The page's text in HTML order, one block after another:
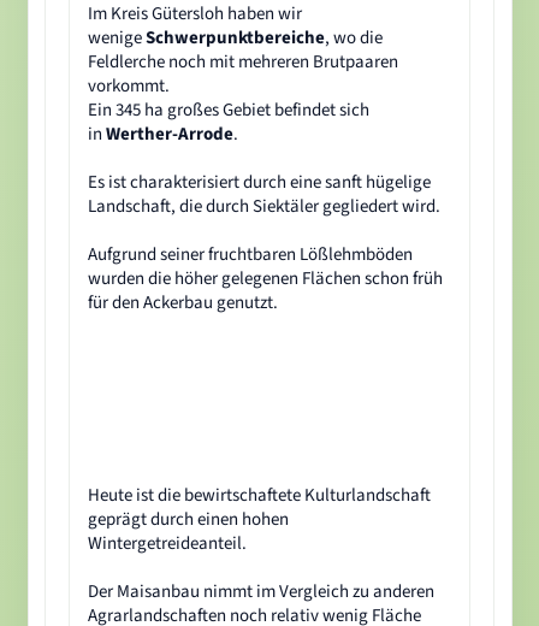
Im Kreis Gütersloh haben wir
wenigeSchwerpunktbereiche, wo die
Feldlerche noch mit mehreren Brutpaaren
vorkommt.
Ein 345 ha großes Gebiet befindet sich
in Werther-Arrode.
Es ist charakterisiert durch eine sanft hügelige
Landschaft, die durch Siektäler gegliedert wird.
Aufgrund seiner fruchtbaren Lößlehmböden
wurden die höher gelegenen Flächen schon früh
für den Ackerbau genutzt.
Heute ist die bewirtschaftete Kulturlandschaft
geprägt durch einen hohen
Wintergetreideanteil.
Der Maisanbau nimmt im Vergleich zu anderen
Agrarlandschaften noch relativ wenig Fläche